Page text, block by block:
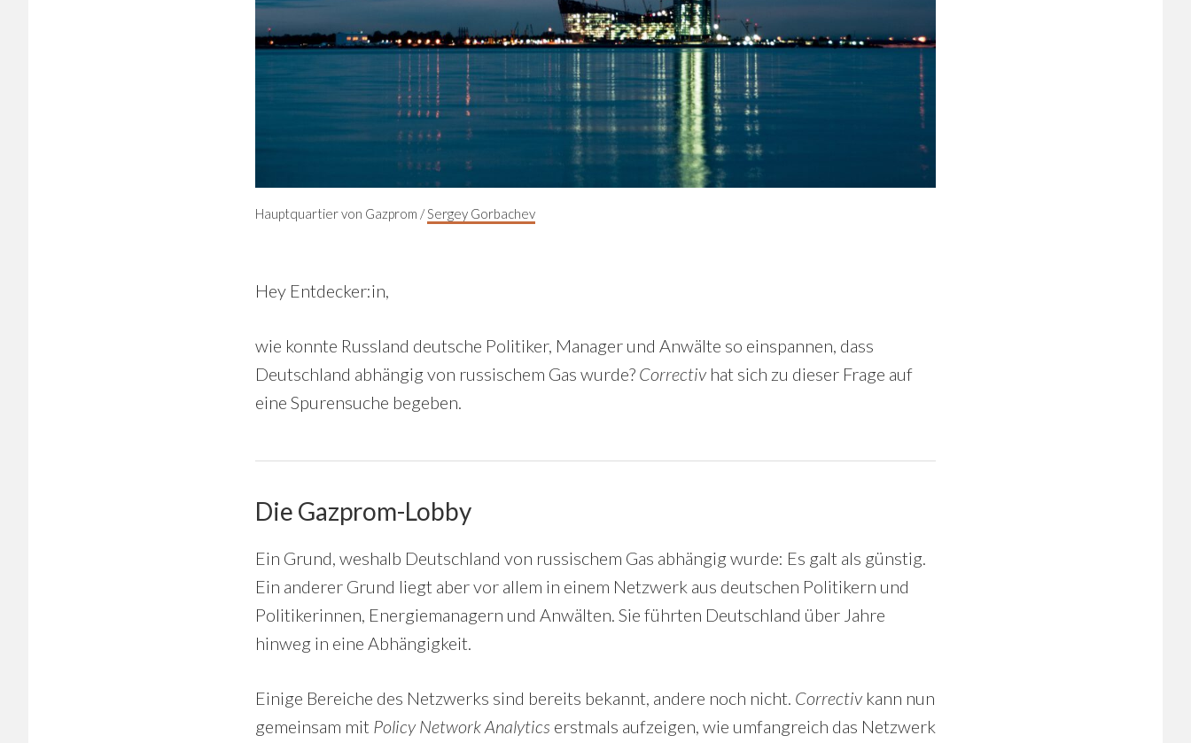
Hauptquartier von Gazprom /Sergey Gorbachev
Hey Entdecker:in,
wie konnte Russland deutsche Politiker, Manager und Anwälte so einspannen, dass
Deutschland abhängig von russischem Gas wurde? Correctivhat sich zu dieser Frage auf
eine Spurensuche begeben.
Die Gazprom-Lobby
Ein Grund, weshalb Deutschland von russischem Gas abhängig wurde: Es galt als günstig.
Ein anderer Grund liegt aber vor allem in einem Netzwerk aus deutschen Politikern und
Politikerinnen, Energiemanagern und Anwälten. Sie führten Deutschland über Jahre
hinweg in eine Abhängigkeit.
Einige Bereiche des Netzwerks sind bereits bekannt, andere noch nicht. Correctivkann nun
gemeinsam mit Policy Network Analytics erstmals aufzeigen, wie umfangreich das Netzwerk